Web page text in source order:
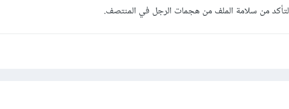
من سلامة الملف من هجمات الرجل في المنتصف.